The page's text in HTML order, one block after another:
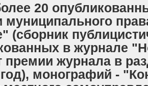
20
муниципального
(сборник
в журнале
премии журнала в
год), монографий -